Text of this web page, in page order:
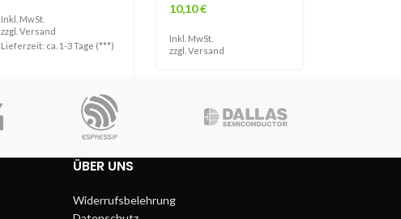
Inkl. MwSt.
zzgl. Versand
Lieferzeit: ca. 1-3 Tage (***)
10,10€
Inkl. MwSt.
zzgl.Versand
ÜBER UNS
Widerrufsbelehrung